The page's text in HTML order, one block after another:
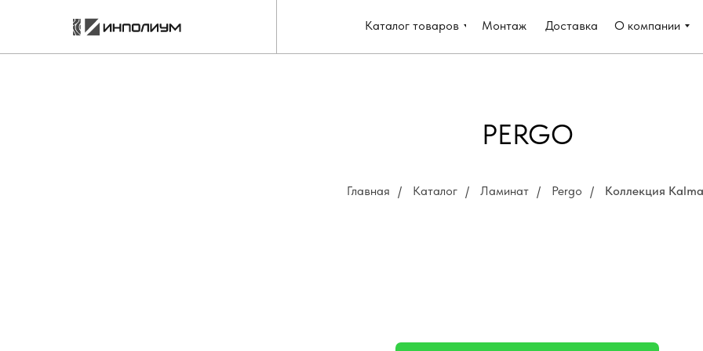
Каталог товаров Монтаж Доставка О компании
PERGO
Главная / Каталог / Ламинат / Pergo / Коллекция